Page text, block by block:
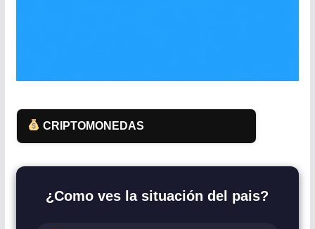
CRIPTOMONEDAS
¿Como ves la situación del pais?